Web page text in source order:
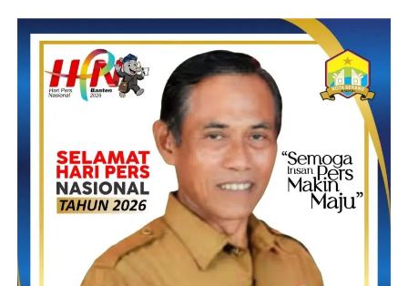
Pada kesempatan tersebut DPC KWRI Kabupaten Pesawaran
memberikan penghargaan KWRI AWARD Tahun 2023 kepada